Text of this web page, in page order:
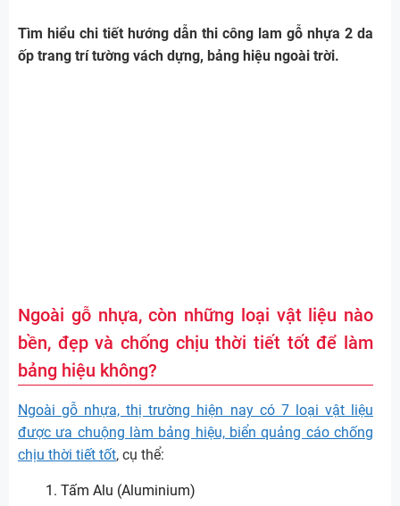
Tìm hiểu chi tiết hướng dẫn thi công lam gỗ nhựa 2 da
ốp trang trí tường vách dựng, bảng hiệu ngoài trời.
Ngoài gỗ nhựa, còn những loại vật liệu nào
bền, đẹp và chống chịu thời tiết tốt để làm
bảng hiệu không?
Ngoài gỗ nhựa, thị trường hiện nay có 7 loại vật liệu
được ưa chuộng làm bảng hiệu, biển quảng cáo chống
chịu thời tiết tốt, cụ thể:
Tấm Alu (Aluminium)